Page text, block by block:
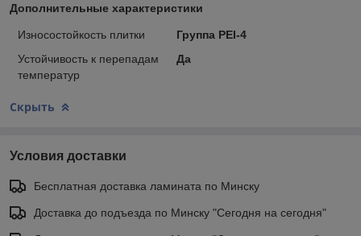
Дополнительные характеристики
Износостойкость плитки
Группа PEI-4
Устойчивость к перепадам
температур
Да
Скрыть
Условия доставки
Бесплатная доставка ламината по Минску
Доставка до подъезда по Минску "Сегодня на сегодня"